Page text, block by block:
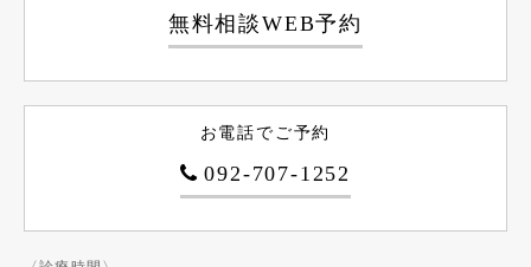
無料相談WEB予約
お電話でご予約
092-707-1252